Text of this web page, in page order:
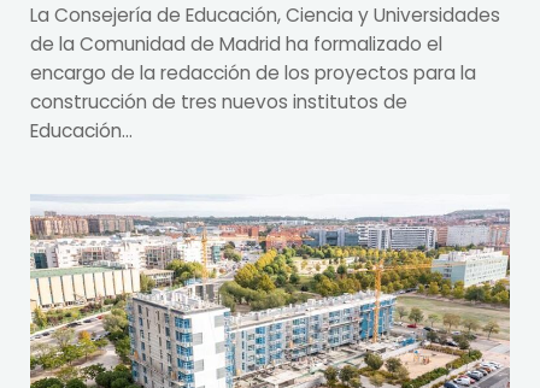
La Consejería de Educación, Ciencia y Universidades
de la Comunidad de Madrid ha formalizado el
encargo de la redacción de los proyectos para la
construcción de tres nuevos institutos de
Educación...